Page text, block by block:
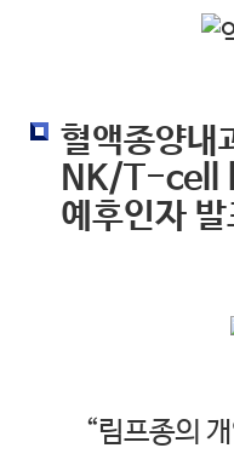
혈액종양
NK/T-cell
예후인자
“림프종의